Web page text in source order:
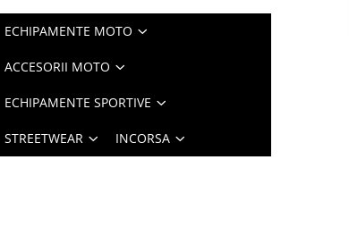
ECHIPAMENTE MOTO
ACCESORII MOTO
ECHIPAMENTE SPORTIVE
STREETWEAR INCORSA